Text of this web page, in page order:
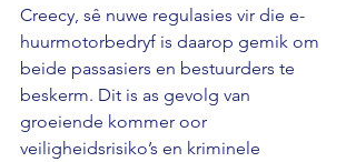
Creecy, sê nuwe regulasies vir die e-
huurmotorbedryf is daarop gemik om
beide passasiers en bestuurders te
beskerm. Dit is as gevolg van
groeiende kommer oor
veiligheidsrisiko’s en kriminele